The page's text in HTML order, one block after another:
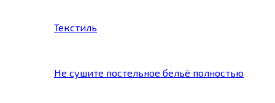
Текстиль
Не сушите постельное бельё полностью